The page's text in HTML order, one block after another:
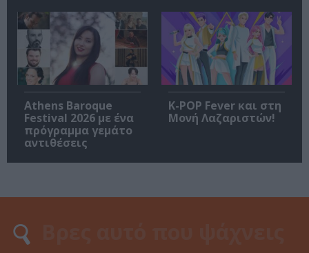
Athens Baroque
Festival 2026 με ένα
πρόγραμμα γεμάτο
αντιθέσεις
K-POP Fever και στη
Μονή Λαζαριστών!